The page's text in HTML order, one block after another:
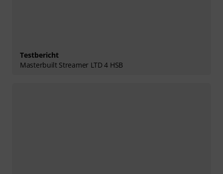
Testbericht
Masterbuilt Streamer LTD 4 HSB